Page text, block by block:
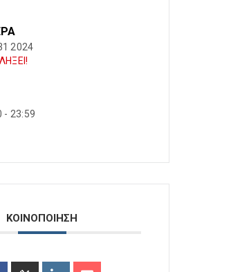
2024
- 23:59
ΚΟΙΝΟΠΟΙΗΣΗ